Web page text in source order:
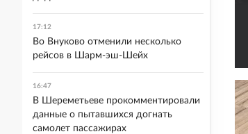
17:12
Во Внуково отменили несколько
рейсов в Шарм-эш-Шейх
16:47
В Шереметьеве прокомментировали
данные о пытавшихся догнать
самолет пассажирах